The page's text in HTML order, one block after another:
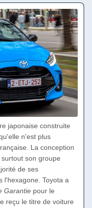
japonaise construite
n'est plus
La conception
son groupe
de ses
l'hexagone. Toyota a
Garantie pour le
reçu le titre de voiture